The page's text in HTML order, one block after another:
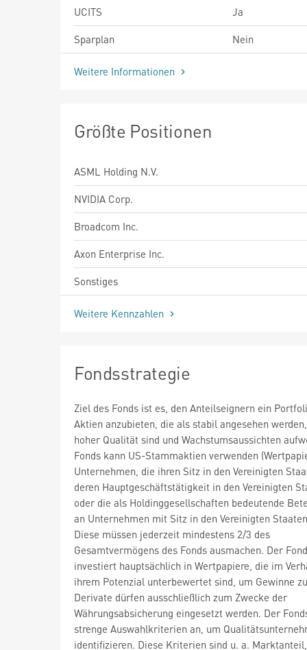
UCITS
Ja
Sparplan
Nein
Weitere Informationen
Größte Positionen
ASML Holding N.V.
NVIDIA Corp.
Broadcom Inc.
Axon Enterprise Inc.
Sonstiges
Weitere Kennzahlen
Fondsstrategie
Ziel des Fonds ist es, den Anteilseignern ein
Aktien anzubieten, die als stabil angesehen
hoher Qualität sind und Wachstumsaussichten
Fonds kann US-Stammaktien verwenden
Unternehmen, die ihren Sitz in den Vereinigten
deren Hauptgeschäftstätigkeit in den Vereinigten
oder die als Holdinggesellschaften bedeutende
an Unternehmen mit Sitz in den Vereinigten
Diese müssen jederzeit mindestens 2/3 des
Gesamtvermögens des Fonds ausmachen. Der
investiert hauptsächlich in Wertpapiere, die im
ihrem Potenzial unterbewertet sind, um Gewinne
Derivate dürfen ausschließlich zum Zwecke der
Währungsabsicherung eingesetzt werden. Der
strenge Auswahlkriterien an, um
identifizieren. Diese Kriterien sind u. a. Marktanteil,